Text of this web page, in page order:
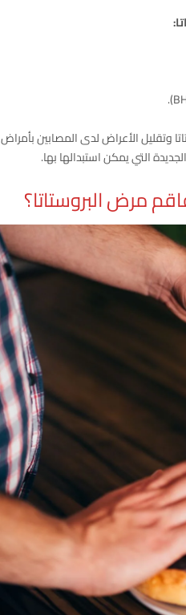
الأعراض لدى المصابين
التي يمكن استبدالها بها.
مرض البروستاتا؟